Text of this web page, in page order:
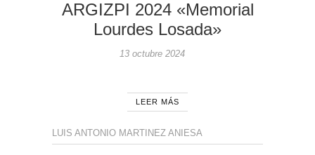
ARGIZPI 2024 «Memorial
Lourdes Losada»
13 octubre 2024
LEER MÁS
LUIS ANTONIO MARTINEZ ANIESA